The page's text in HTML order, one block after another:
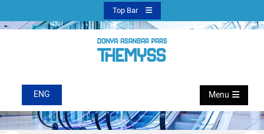
to
Top Bar
Menu
ENG